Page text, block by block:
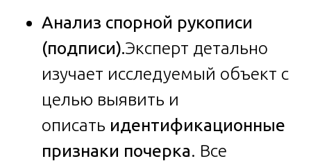
Анализ спорной рукописи
(подписи).Эксперт детально
изучает исследуемый объект с
целью выявить и
описать идентификационные
признаки почерка. Все